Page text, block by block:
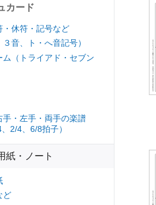
カード
・休符・記号など
音、ト・へ音記号）
ム（トライアド・セブン
手・左手・両手の楽譜
、2/4、6/8拍子）
紙・ノート
ど